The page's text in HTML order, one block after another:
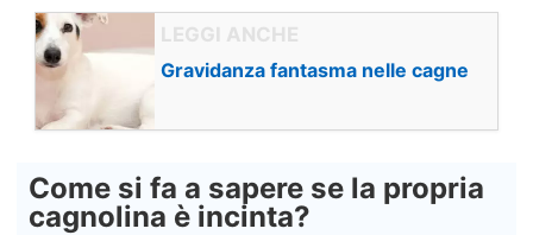
Gravidanza fantasma nelle cagne
Come si fa a sapere se la propria
cagnolina è incinta?